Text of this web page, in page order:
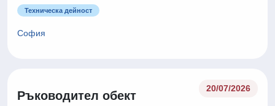
Техническа дейност
София
Ръководител обект
20/07/2026